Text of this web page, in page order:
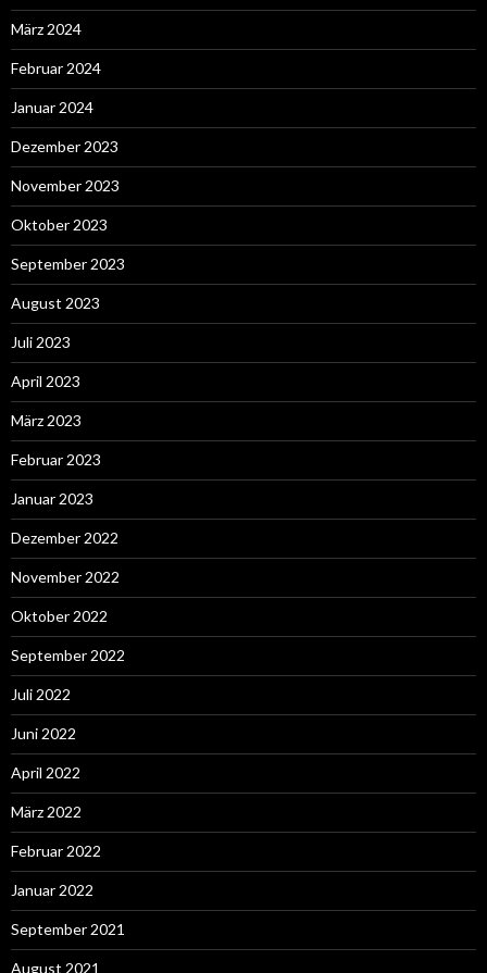
März 2024
Februar 2024
Januar 2024
Dezember 2023
November 2023
Oktober 2023
September 2023
August 2023
Juli 2023
April 2023
März 2023
Februar 2023
Januar 2023
Dezember 2022
November 2022
Oktober 2022
September 2022
Juli 2022
Juni 2022
April 2022
März 2022
Februar 2022
Januar 2022
September 2021
August 2021